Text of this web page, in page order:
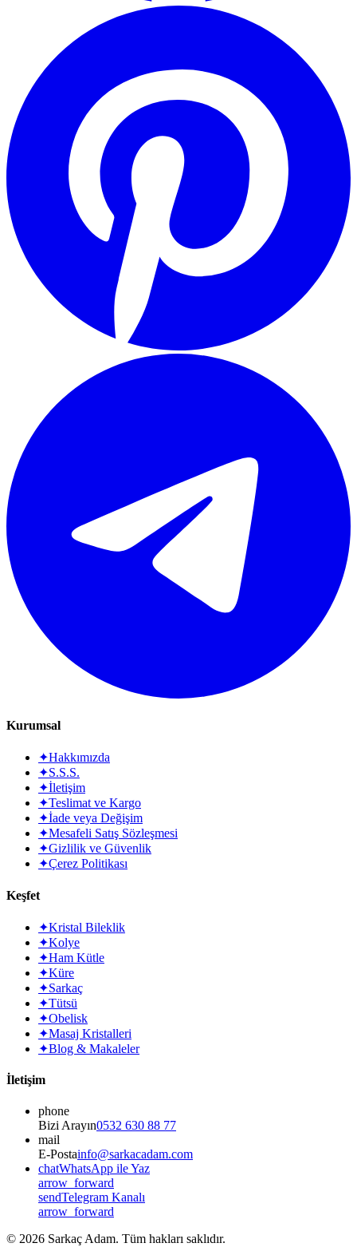
Kurumsal
✦Hakkımızda
✦S.S.S.
✦İletişim
✦Teslimat ve Kargo
✦İade veya Değişim
✦Mesafeli Satış Sözleşmesi
✦Gizlilik ve Güvenlik
✦Çerez Politikası
Keşfet
✦Kristal Bileklik
✦Kolye
✦Ham Kütle
✦Küre
✦Sarkaç
✦Tütsü
✦Obelisk
✦Masaj Kristalleri
✦Blog & Makaleler
İletişim
phone
Bizi Arayın0532 630 88 77
mail
E-Postainfo@sarkacadam.com
chatWhatsApp ile Yaz
arrow_forward
sendTelegram Kanalı
arrow_forward
© 2026 Sarkaç Adam. Tüm hakları saklıdır.